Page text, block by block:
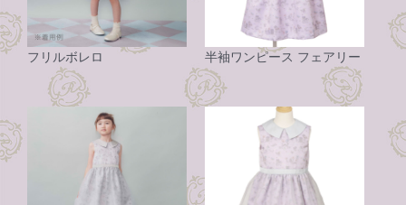
フリルボレロ 半袖ワンピース フェアリー